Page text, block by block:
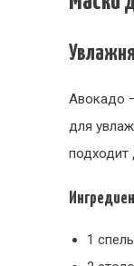
Авокадо
для
подходит
1